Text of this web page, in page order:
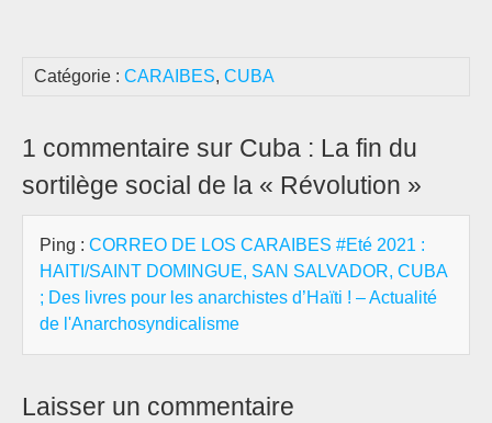
Catégorie : CARAIBES, CUBA
1 commentaire sur Cuba : La fin du
sortilège social de la « Révolution »
Ping : CORREO DE LOS CARAIBES #Eté 2021 :
HAITI/SAINT DOMINGUE, SAN SALVADOR, CUBA
; Des livres pour les anarchistes d’Haïti ! – Actualité
de l'Anarchosyndicalisme
Laisser un commentaire